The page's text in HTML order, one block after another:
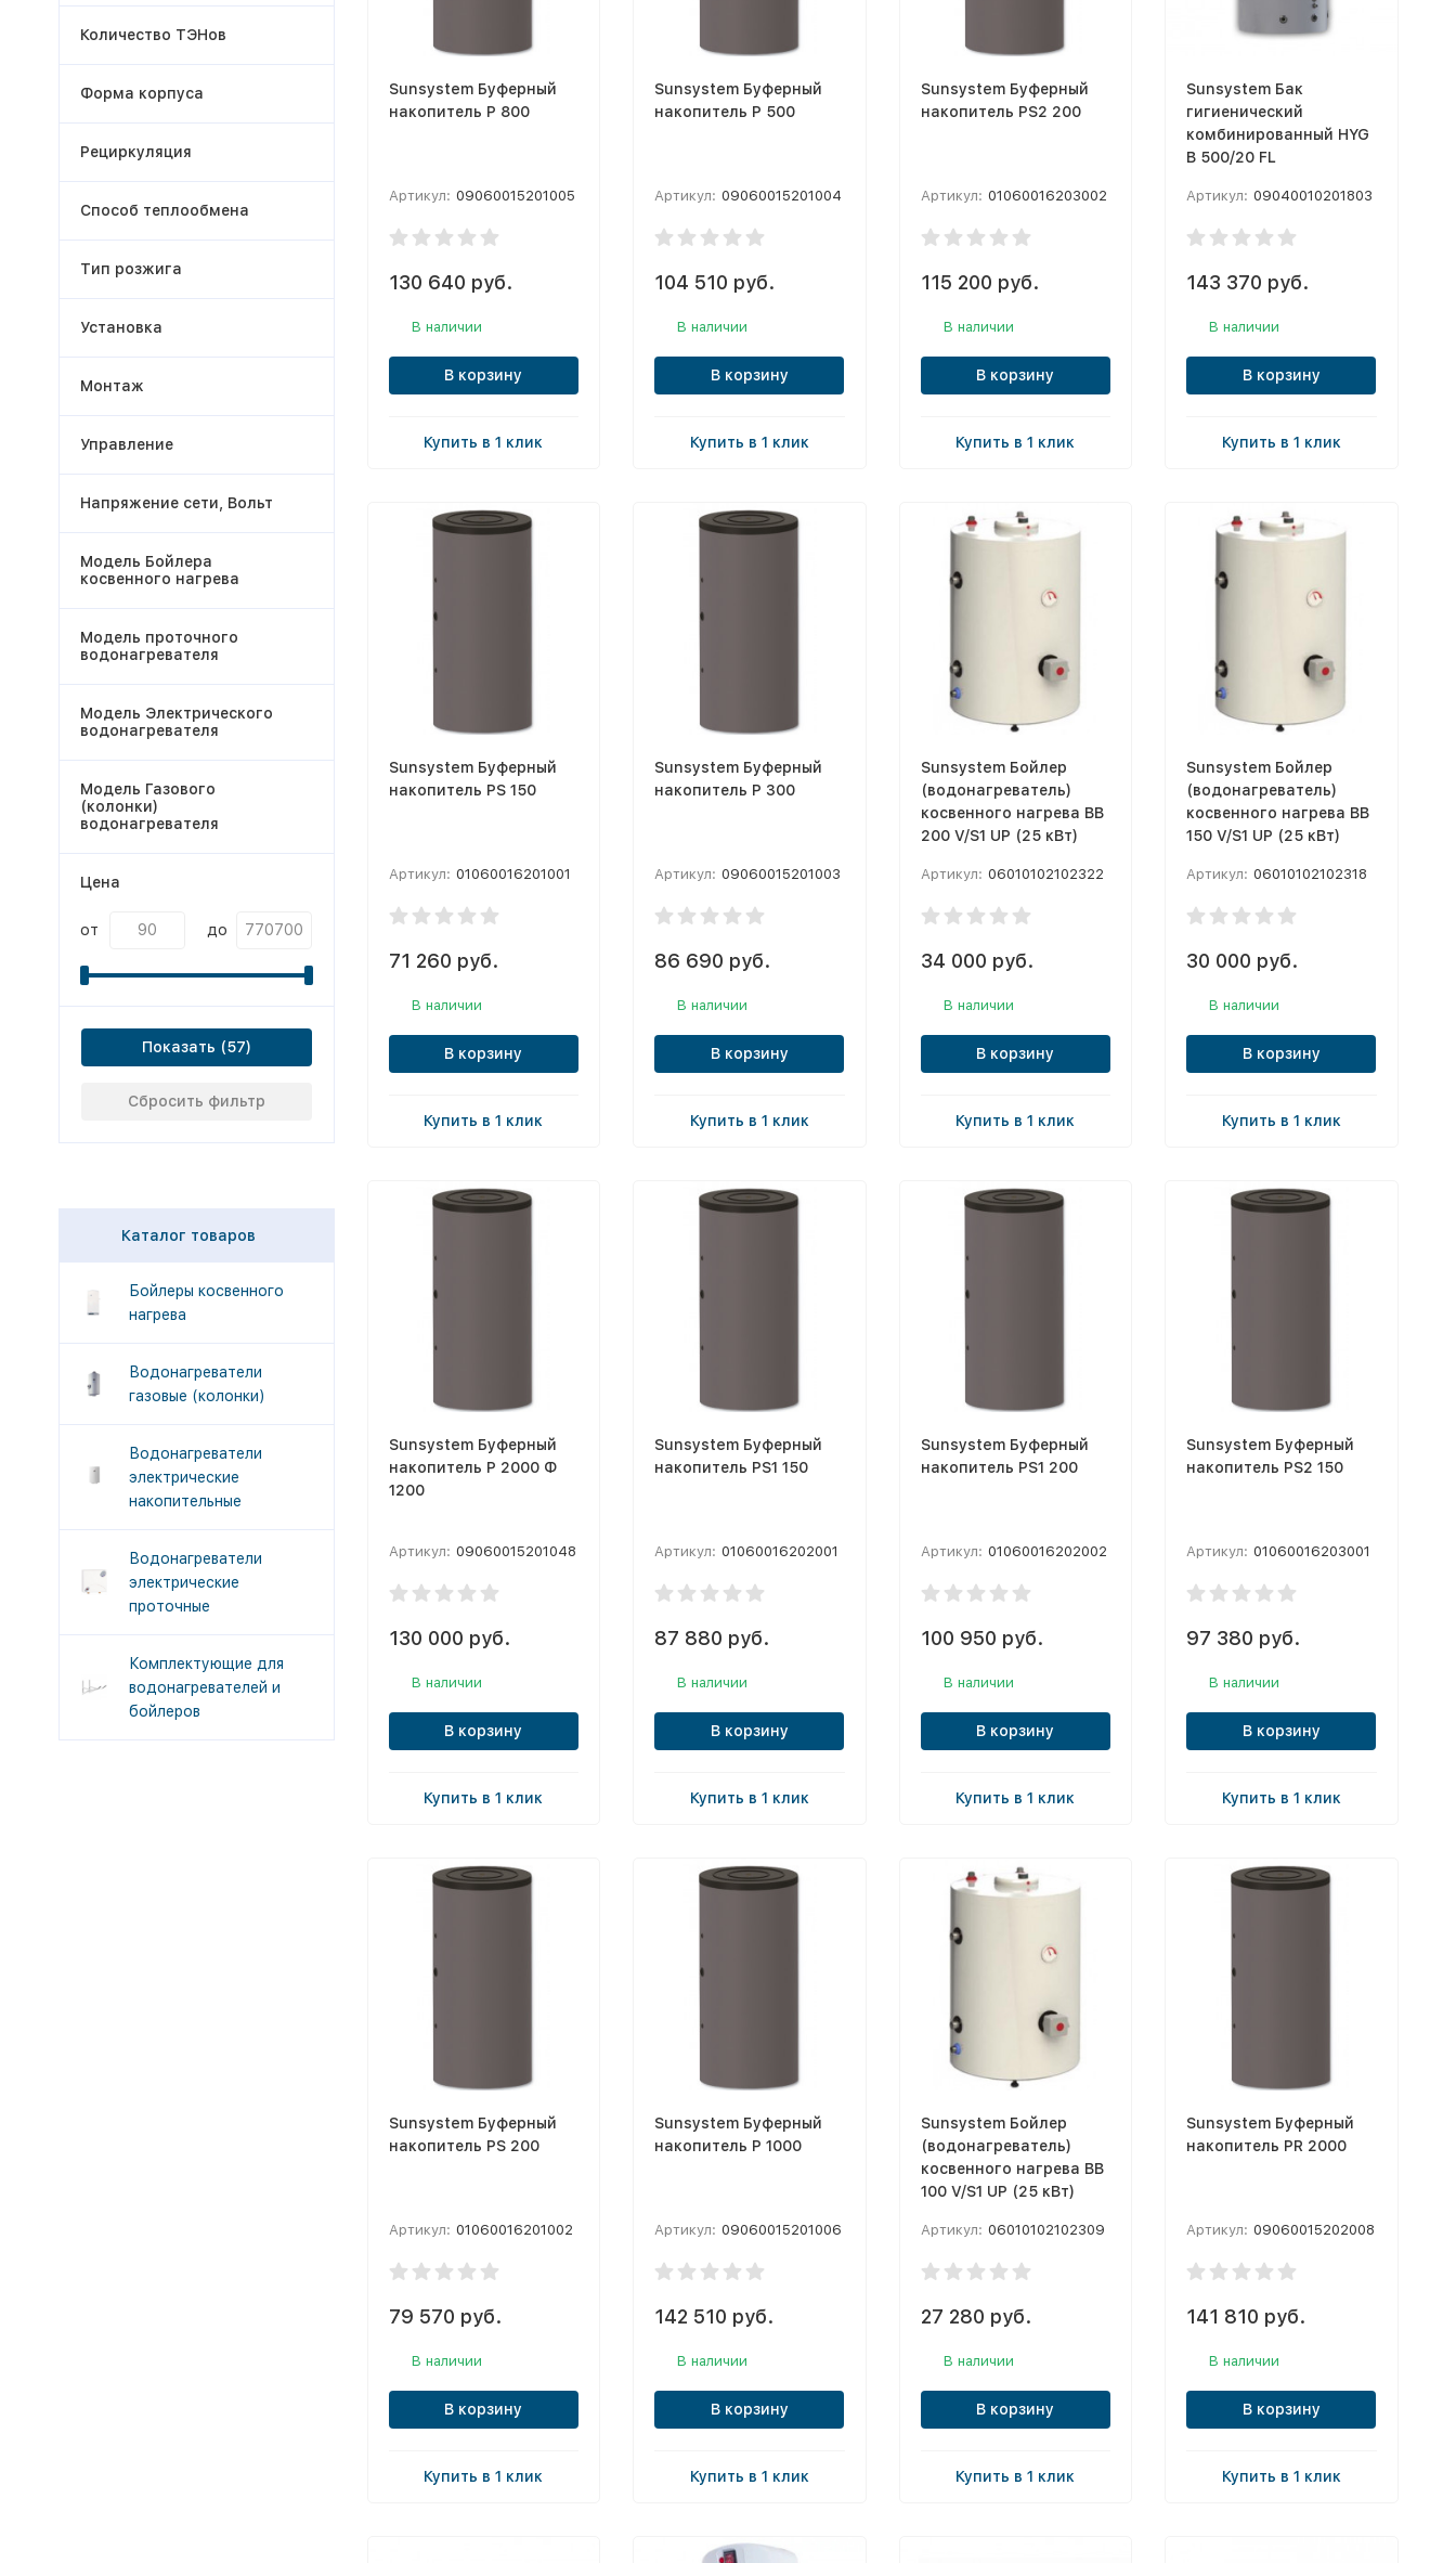
Sunsystem Буферный
накопитель P 800
Артикул: 09060015201005
130 640 руб.
В наличии
В корзину
Купить в 1 клик
Sunsystem Буферный
накопитель P 500
Артикул: 09060015201004
104 510 руб.
В наличии
В корзину
Купить в 1 клик
Sunsystem Буферный
накопитель PS2 200
Артикул: 01060016203002
115 200 руб.
В наличии
В корзину
Купить в 1 клик
Sunsystem Бак
гигиенический
комбинированный HYG
B 500/20 FL
Артикул: 09040010201803
143 370 руб.
В наличии
В корзину
Купить в 1 клик
Sunsystem Буферный
накопитель PS 150
Артикул: 01060016201001
71 260 руб.
В наличии
В корзину
Купить в 1 клик
Sunsystem Буферный
накопитель P 300
Артикул: 09060015201003
86 690 руб.
В наличии
В корзину
Купить в 1 клик
Sunsystem Бойлер
(водонагреватель)
косвенного нагрева BB
200 V/S1 UP (25 кВт)
Артикул: 06010102102322
34 000 руб.
В наличии
В корзину
Купить в 1 клик
Sunsystem Бойлер
(водонагреватель)
косвенного нагрева BB
150 V/S1 UP (25 кВт)
Артикул: 06010102102318
30 000 руб.
В наличии
В корзину
Купить в 1 клик
Sunsystem Буферный
накопитель P 2000 Ф
1200
Артикул: 09060015201048
130 000 руб.
В наличии
В корзину
Купить в 1 клик
Sunsystem Буферный
накопитель PS1 150
Артикул: 01060016202001
87 880 руб.
В наличии
В корзину
Купить в 1 клик
Sunsystem Буферный
накопитель PS1 200
Артикул: 01060016202002
100 950 руб.
В наличии
В корзину
Купить в 1 клик
Sunsystem Буферный
накопитель PS2 150
Артикул: 01060016203001
97 380 руб.
В наличии
В корзину
Купить в 1 клик
Sunsystem Буферный
накопитель PS 200
Артикул: 01060016201002
79 570 руб.
В наличии
В корзину
Купить в 1 клик
Sunsystem Буферный
накопитель P 1000
Артикул: 09060015201006
142 510 руб.
В наличии
В корзину
Купить в 1 клик
Sunsystem Бойлер
(водонагреватель)
косвенного нагрева BB
100 V/S1 UP (25 кВт)
Артикул: 06010102102309
27 280 руб.
В наличии
В корзину
Купить в 1 клик
Sunsystem Буферный
накопитель PR 2000
Артикул: 09060015202008
141 810 руб.
В наличии
В корзину
Купить в 1 клик
Количество ТЭНов
Форма корпуса
Рециркуляция
Способ теплообмена
Тип розжига
Установка
Монтаж
Управление
Напряжение сети, Вольт
Модель Бойлера
косвенного нагрева
Модель проточного
водонагревателя
Модель Электрического
водонагревателя
Модель Газового
(колонки)
водонагревателя
Цена
от до
Показать
Сбросить фильтр
Каталог товаров
Бойлеры косвенного
нагрева
Водонагреватели
газовые (колонки)
Водонагреватели
электрические
накопительные
Водонагреватели
электрические
проточные
Комплектующие для
водонагревателей и
бойлеров